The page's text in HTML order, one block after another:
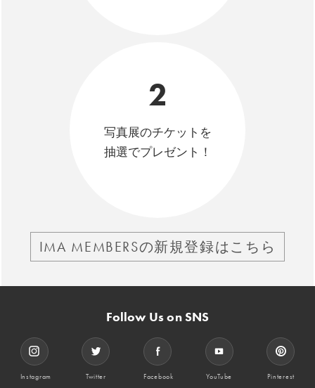
2
写真展のチケットを
抽選でプレゼント！
IMA MEMBERSの新規登録はこちら
Follow Us on SNS
Instagram Twitter Facebook YouTube Pinterest